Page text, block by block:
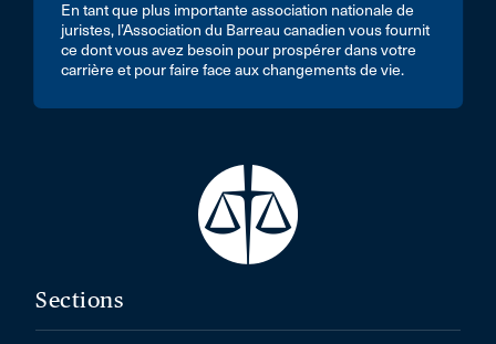
En tant que plus importante association nationale de
juristes, l’Association du Barreau canadien vous fournit
ce dont vous avez besoin pour prospérer dans votre
carrière et pour faire face aux changements de vie.
Sections